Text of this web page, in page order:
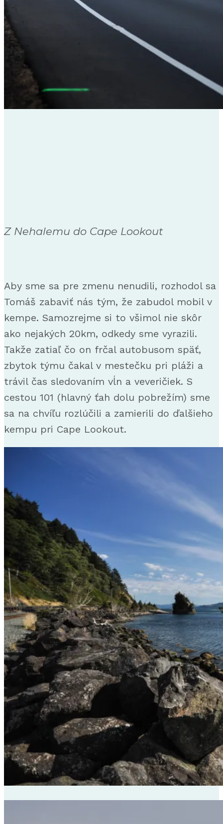
Z Nehalemu do Cape Lookout
Aby sme sa pre zmenu nenudili, rozhodol sa
Tomáš zabaviť nás tým, že zabudol mobil v
kempe. Samozrejme si to všimol nie skôr
ako nejakých 20km, odkedy sme vyrazili.
Takže zatiaľ čo on frčal autobusom späť,
zbytok týmu čakal v mestečku pri pláži a
trávil čas sledovaním vĺn a veveričiek. S
cestou 101 (hlavný ťah dolu pobrežím) sme
sa na chvíľu rozlúčili a zamierili do ďalšieho
kempu pri Cape Lookout.